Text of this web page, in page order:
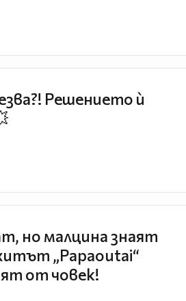
Решението ѝ
но малцина знаят
„Papaoutai“
от човек!